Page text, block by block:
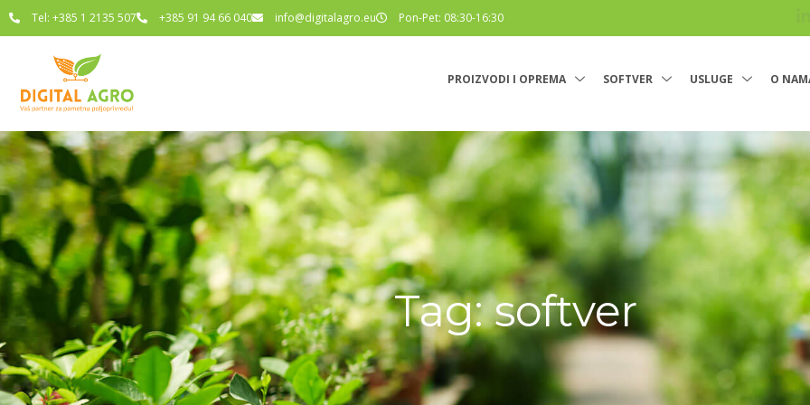
Tel: +385 1 2135 507 +385 91 94 66 040 info@digitalagro.eu Pon-Pet: 08:30-16:30
PROIZVODI I OPREMA SOFTVER USLUGE O
Tag: softver